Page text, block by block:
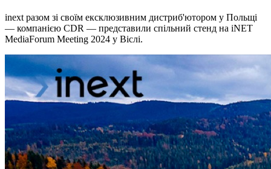
inext разом зі своїм ексклюзивним дистриб'ютором у Польщі
— компанією CDR — представили спільний стенд на iNET
MediaForum Meeting 2024 у Віслі.